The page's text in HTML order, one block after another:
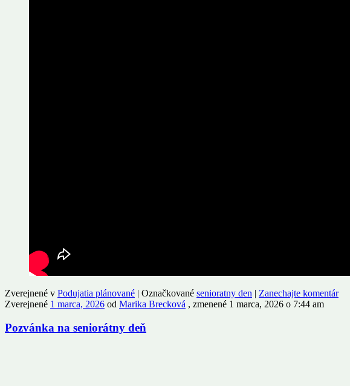
Zverejnené v Podujatia plánované | Označkované senioratny den | Zanechajte komentár
Zverejnené 1 marca, 2026 od Marika Brecková , zmenené 1 marca, 2026 o 7:44 am
Pozvánka na seniorátny deň